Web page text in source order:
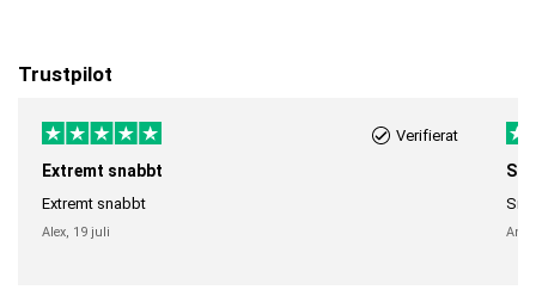
Trustpilot
Verifierat
Extremt snabbt
Extremt snabbt
Alex, 19 juli